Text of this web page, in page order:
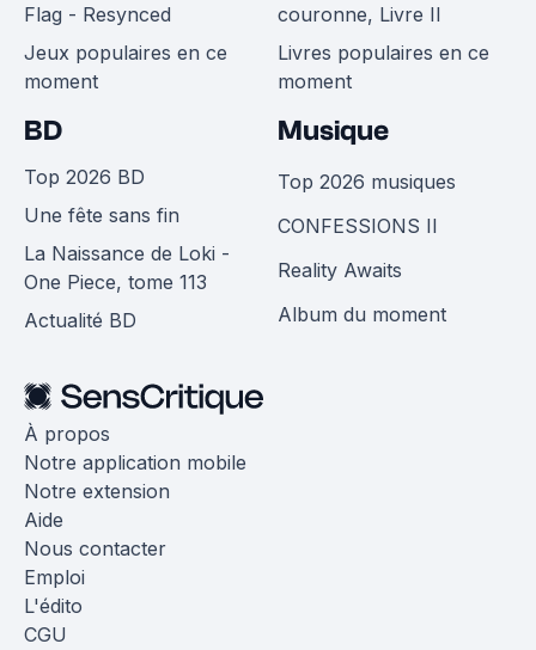
Flag - Resynced
Jeux populaires en ce
moment
couronne, Livre II
Livres populaires en ce
moment
BD
Top 2026 BD
Une fête sans fin
La Naissance de Loki -
One Piece, tome 113
Actualité BD
Musique
Top 2026 musiques
CONFESSIONS II
Reality Awaits
Album du moment
À propos
Notre application mobile
Notre extension
Aide
Nous contacter
Emploi
L'édito
CGU